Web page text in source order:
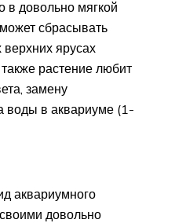
в довольно мягкой
сбрасывать
верхних ярусах
растение любит
замену
воды в аквариуме (1-
аквариумного
довольно